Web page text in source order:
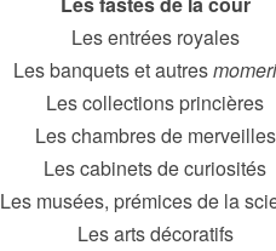
Les entrées royales
Les banquets et autres
Les collections princières
Les chambres de merveilles
Les cabinets de curiosités
Les musées, prémices de la
Les arts décoratifs